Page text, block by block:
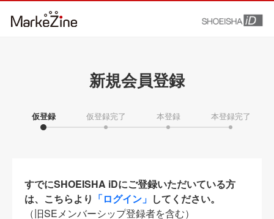
新規会員登録
仮登録 仮登録完了 本登録 本登録完了
すでにSHOEISHA iDにご登録いただいている方
は、こちらより 「ログイン」 してください。
（旧SEメンバーシップ登録者を含む）